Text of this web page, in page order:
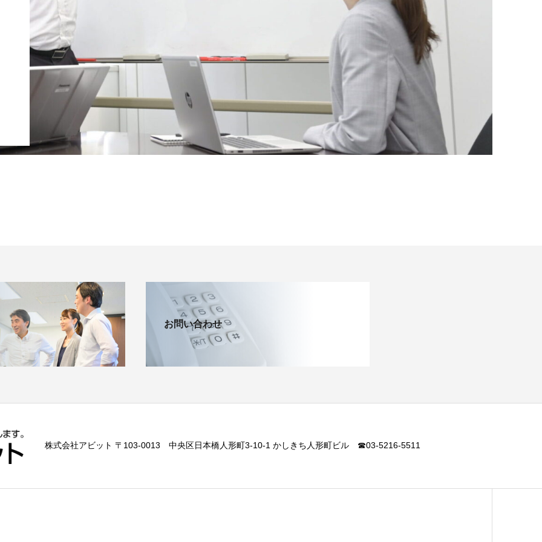
お問い合わせ
株式会社アビット 〒103-0013 中央区日本橋人形町3-10-1 かしきち人形町ビル ☎03-5216-5511